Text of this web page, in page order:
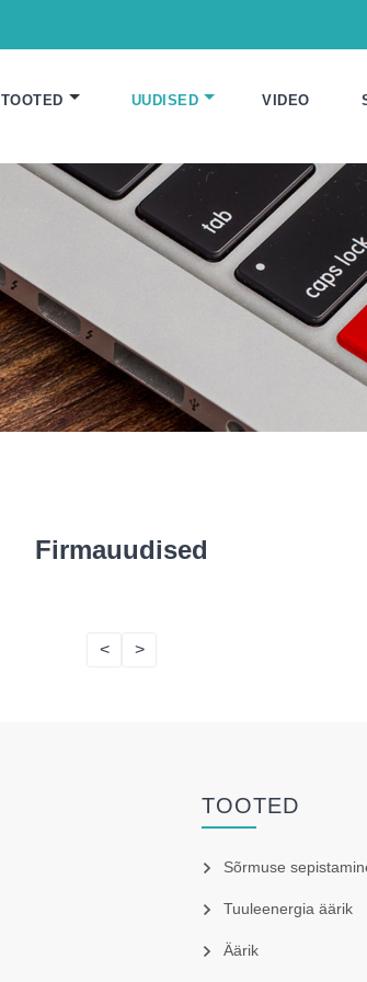
TOOTED UUDISED VIDEO
Firmauudised
< >
TOOTED
Sõrmuse
Tuuleenergia äärik
Äärik